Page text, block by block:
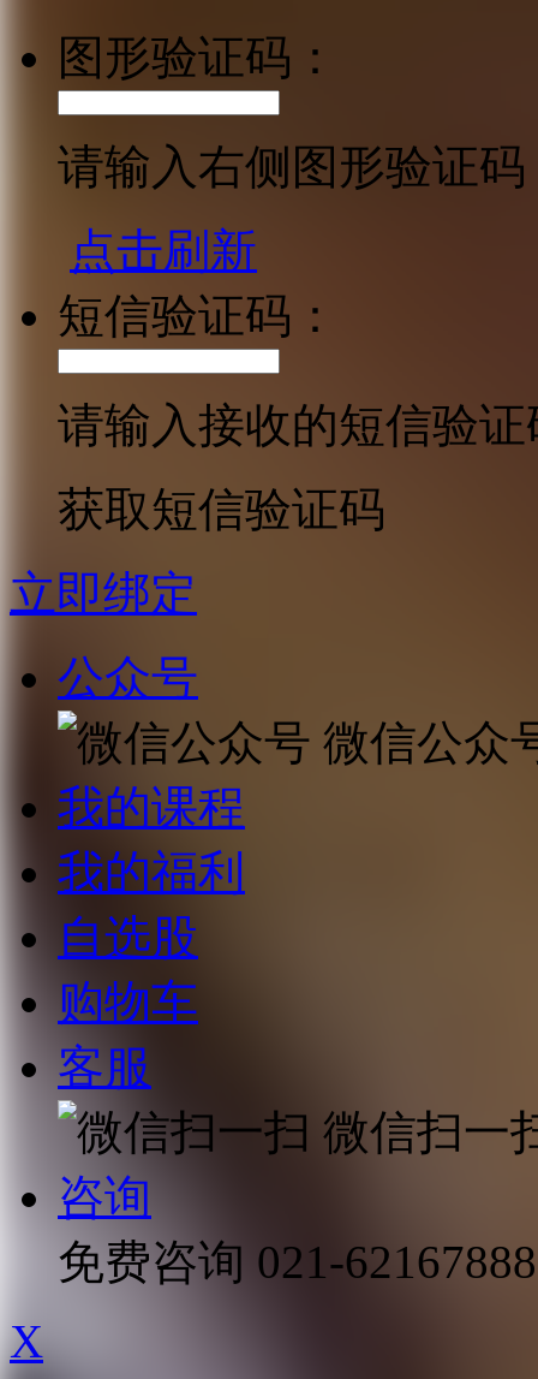
图形验证码：
请输入右侧图形验证码
点击刷新
短信验证码：
请输入接收的短信验证
获取短信验证码
立即绑定
公众号
微信公众
我的课程
我的福利
自选股
购物车
客服
微信扫一
咨询
免费咨询 021-62167888
X